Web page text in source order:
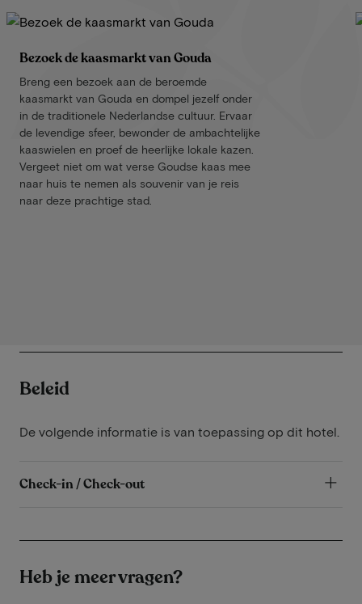
Bezoek de kaasmarkt van Gouda
Breng een bezoek aan de beroemde
kaasmarkt van Gouda en dompel jezelf onder
in de traditionele Nederlandse cultuur. Ervaar
de levendige sfeer, bewonder de ambachtelijke
kaaswielen en proef de heerlijke lokale kazen.
Vergeet niet om wat verse Goudse kaas mee
naar huis te nemen als souvenir van je reis
naar deze prachtige stad.
Beleid
De volgende informatie is van toepassing op dit hotel.
Check-in / Check-out
Heb je meer vragen?